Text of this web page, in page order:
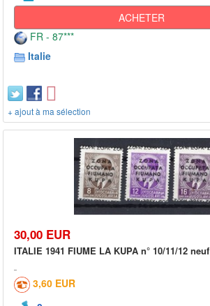
ACHETER
FR - 87***
Italie
+ ajout à ma sélection
30,00 EUR
ITALIE 1941 FIUME LA KUPA n° 10/11/12 neuf
3,60 EUR